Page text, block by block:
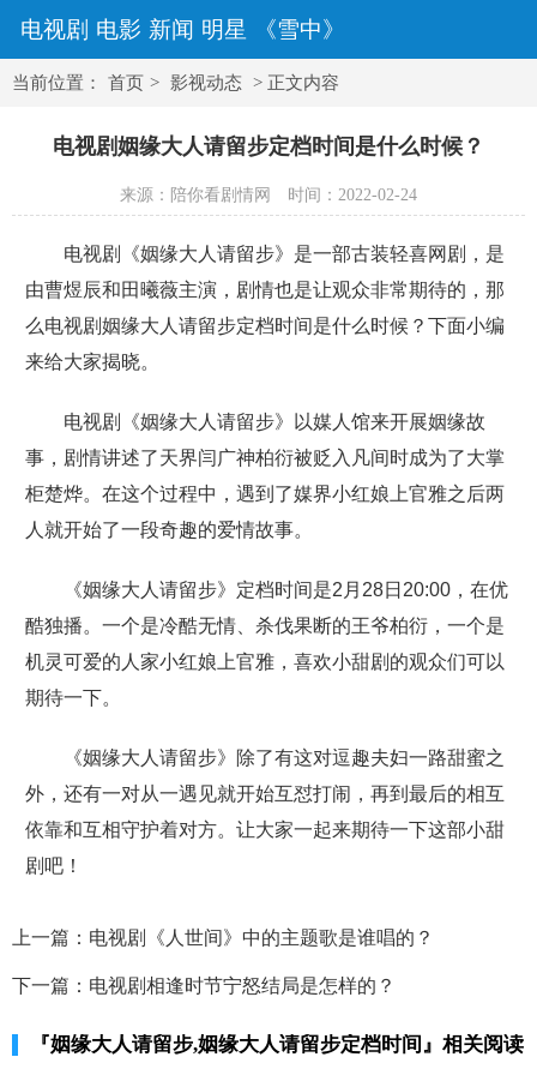
电视剧 电影 新闻 明星 《雪中》
当前位置： 首页 > 影视动态 > 正文内容
电视剧姻缘大人请留步定档时间是什么时候？
来源：陪你看剧情网 时间：2022-02-24
电视剧《姻缘大人请留步》是一部古装轻喜网剧，是
由曹煜辰和田曦薇主演，剧情也是让观众非常期待的，那
么电视剧姻缘大人请留步定档时间是什么时候？下面小编
来给大家揭晓。
电视剧《姻缘大人请留步》以媒人馆来开展姻缘故
事，剧情讲述了天界闫广神柏衍被贬入凡间时成为了大掌
柜楚烨。在这个过程中，遇到了媒界小红娘上官雅之后两
人就开始了一段奇趣的爱情故事。
《姻缘大人请留步》定档时间是2月28日20:00，在优
酷独播。一个是冷酷无情、杀伐果断的王爷柏衍，一个是
机灵可爱的人家小红娘上官雅，喜欢小甜剧的观众们可以
期待一下。
《姻缘大人请留步》除了有这对逗趣夫妇一路甜蜜之
外，还有一对从一遇见就开始互怼打闹，再到最后的相互
依靠和互相守护着对方。让大家一起来期待一下这部小甜
剧吧！
上一篇： 电视剧《人世间》中的主题歌是谁唱的？
下一篇： 电视剧相逢时节宁怒结局是怎样的？
『姻缘大人请留步,姻缘大人请留步定档时间』相关阅读